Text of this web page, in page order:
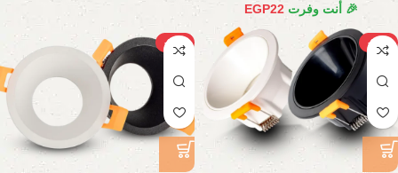
🎉 أنت وفرت EGP22
-34%
-28%